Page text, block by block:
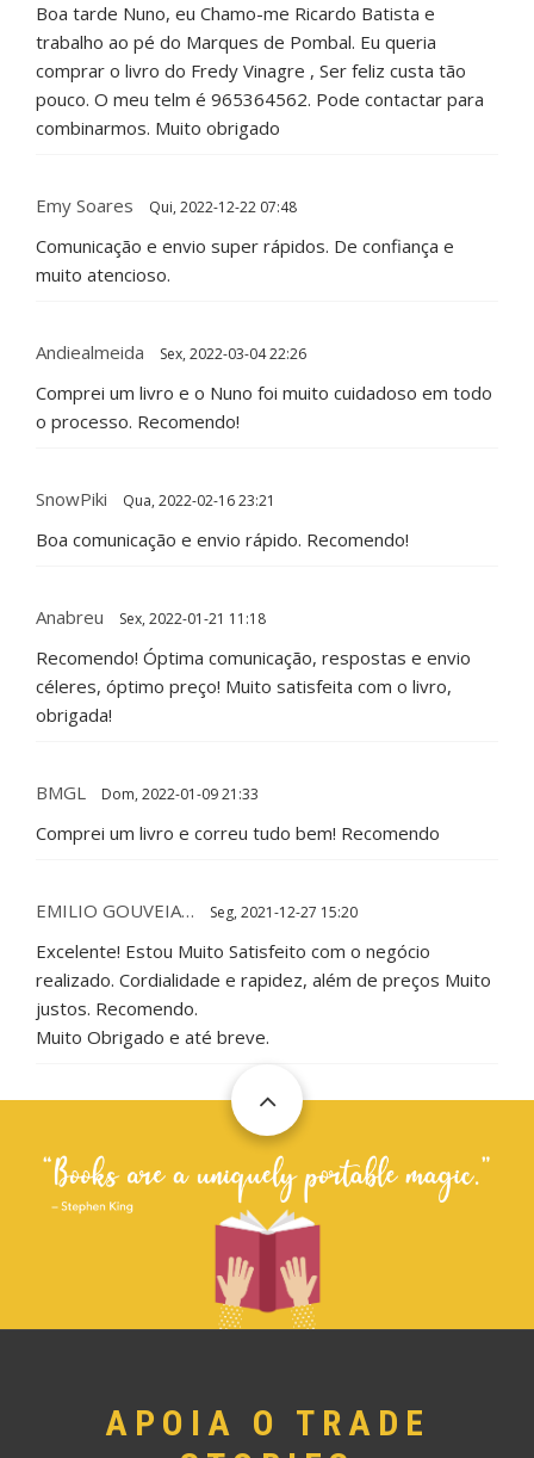
Boa tarde Nuno, eu Chamo-me Ricardo Batista e
trabalho ao pé do Marques de Pombal. Eu queria
comprar o livro do Fredy Vinagre , Ser feliz custa tão
pouco. O meu telm é 965364562. Pode contactar para
combinarmos. Muito obrigado
Emy Soares Qui, 2022-12-22 07:48
Comunicação e envio super rápidos. De confiança e
muito atencioso.
Andiealmeida Sex, 2022-03-04 22:26
Comprei um livro e o Nuno foi muito cuidadoso em todo
o processo. Recomendo!
SnowPiki Qua, 2022-02-16 23:21
Boa comunicação e envio rápido. Recomendo!
Anabreu Sex, 2022-01-21 11:18
Recomendo! Óptima comunicação, respostas e envio
céleres, óptimo preço! Muito satisfeita com o livro,
obrigada!
BMGL Dom, 2022-01-09 21:33
Comprei um livro e correu tudo bem! Recomendo
EMILIO GOUVEIA… Seg, 2021-12-27 15:20
Excelente! Estou Muito Satisfeito com o negócio
realizado. Cordialidade e rapidez, além de preços Muito
justos. Recomendo.
Muito Obrigado e até breve.
APOIA O TRADE